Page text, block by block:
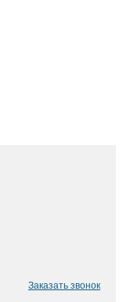
Заказать звонок